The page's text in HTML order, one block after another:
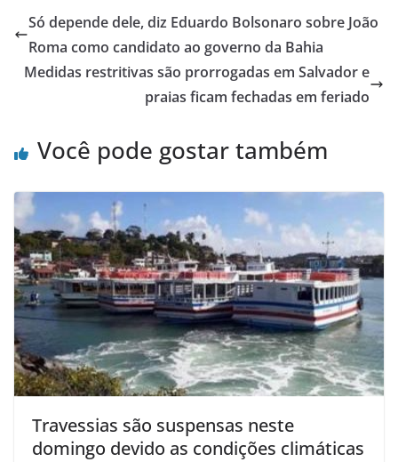
Só depende dele, diz Eduardo Bolsonaro sobre João
Roma como candidato ao governo da Bahia
Medidas restritivas são prorrogadas em Salvador e
praias ficam fechadas em feriado
Você pode gostar também
Travessias são suspensas neste
domingo devido as condições climáticas